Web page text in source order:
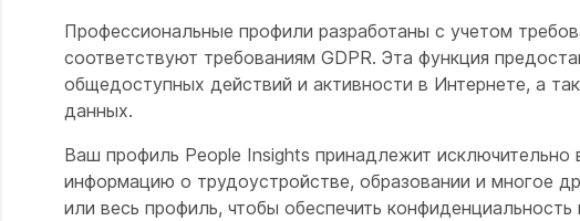
Профессиональные профили разработаны с учетом
соответствуют требованиям GDPR. Эта функция
общедоступных действий и активности в Интернете, а
данных.
Ваш профиль People Insights принадлежит
информацию о трудоустройстве, образовании и многое
или весь профиль, чтобы обеспечить